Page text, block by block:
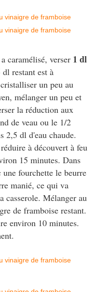
caramélisé, verser 1 dl
restant est à
un peu au
mélanger un peu et
la réduction aux
de veau ou le 1/2
2,5 dl d'eau chaude.
à découvert à feu
15 minutes. Dans
une fourchette le beurre
manié, ce qui va
casserole. Mélanger au
de framboise restant.
environ 10 minutes.